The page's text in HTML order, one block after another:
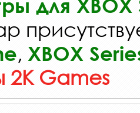
для XBOX
, XBOX
2K Games